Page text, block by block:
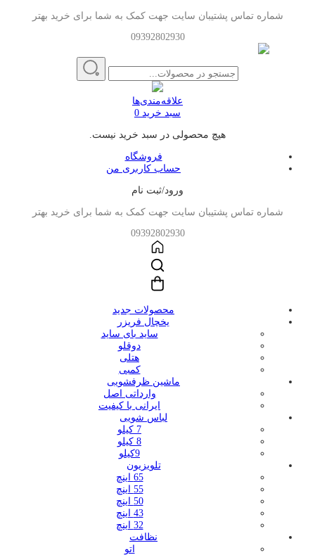
شماره تماس پشتیبان سایت جهت کمک به شما برای خرید بهتر
09392802930
علاقه‌مندی‌ها
سبد خرید 0
هیچ محصولی در سبد خرید نیست.
فروشگاه
حساب کاربری من
ورود/ثبت نام
شماره تماس پشتیبان سایت جهت کمک به شما برای خرید بهتر
09392802930
محصولات جدید
یخچال فریزر
ساید بای ساید
دوقلو
هتلی
کمبی
ماشین ظرفشویی
وارداتی اصل
ایرانی با کیفیت
لباس شویی
7 کیلو
8 کیلو
9کیلو
تلویزیون
65 اینچ
55 اینچ
50 اینچ
43 اینچ
32 اینچ
نظافت
اتو